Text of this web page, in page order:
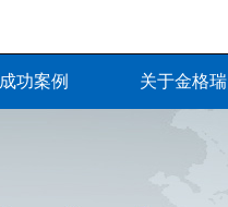
成功案例 关于金格瑞